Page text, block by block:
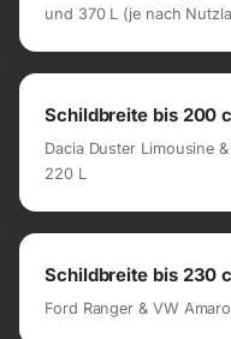
und 370 L (je nach
Schildbreite bis 200
Dacia Duster Limousine
220 L
Schildbreite bis 230
Ford Ranger & VW